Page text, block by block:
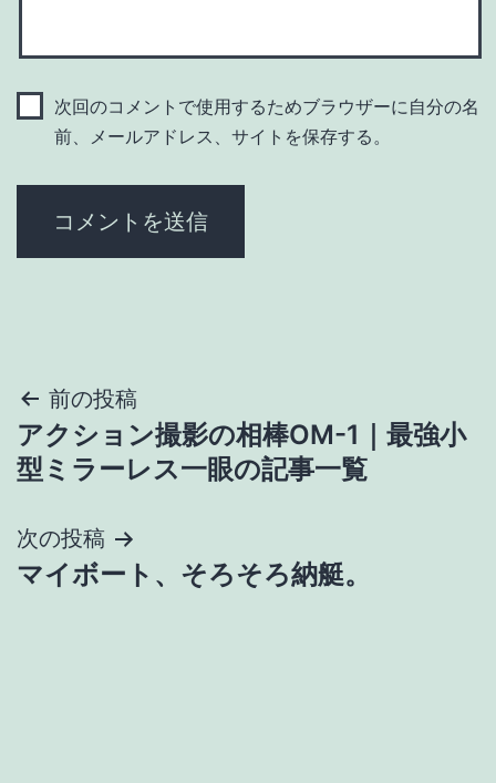
次回のコメントで使用するためブラウザーに自分の名
前、メールアドレス、サイトを保存する。
投
稿
ビ
前の投稿
アクション撮影の相棒OM-1｜最強小
型ミラーレス一眼の記事一覧
次の投稿
マイボート、そろそろ納艇。